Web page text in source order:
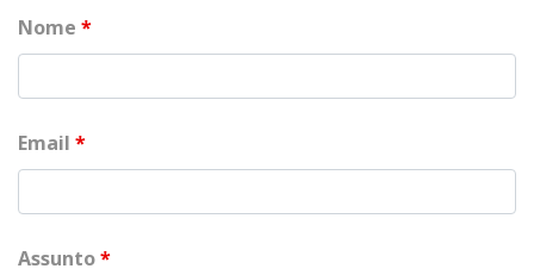
Nome *
Email *
Assunto*